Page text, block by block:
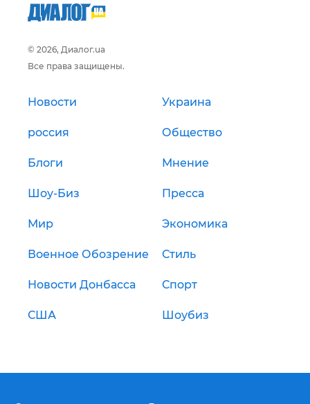
© 2026, Диалог.ua
Все права защищены.
Новости Украина
россия Общество
Блоги Мнение
Шоу-Биз Пресса
Мир Экономика
Военное Обозрение Стиль
Новости Донбасса Спорт
США Шоубиз